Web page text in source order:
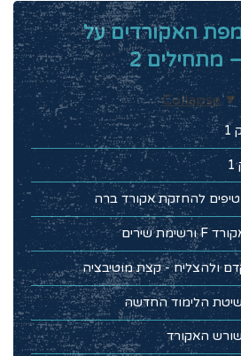
האקורדים על
מתחילים 2
Collapse